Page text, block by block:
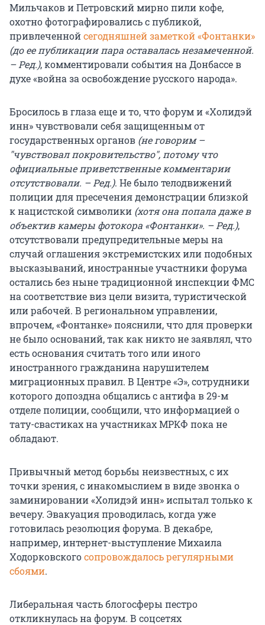
Мильчаков и Петровский мирно пили кофе,
охотно фотографировались с публикой,
привлеченнойсегодняшней заметкой «Фонтанки»
(до ее публикации пара оставалась незамеченной.
– Ред.), комментировали события на Донбассе в
духе «война за освобождение русского народа».
Бросилось в глаза еще и то, что форум и «Холидэй
инн» чувствовали себя защищенным от
государственных органов (не говорим –
"чувствовал покровительство", потому что
официальные приветственные комментарии
отсутствовали. – Ред.). Не было телодвижений
полиции для пресечения демонстрации близкой
к нацистской символики (хотя она попала даже в
объектив камеры фотокора «Фонтанки». – Ред.),
отсутствовали предупредительные меры на
случай оглашения экстремистских или подобных
высказываний, иностранные участники форума
остались без ныне традиционной инспекции ФМС
на соответствие виз цели визита, туристической
или рабочей. В региональном управлении,
впрочем, «Фонтанке» пояснили, что для проверки
не было оснований, так как никто не заявлял, что
есть основания считать того или иного
иностранного гражданина нарушителем
миграционных правил. В Центре «Э», сотрудники
которого допоздна общались с антифа в 29-м
отделе полиции, сообщили, что информацией о
тату-свастиках на участниках МРКФ пока не
обладают.
Привычный метод борьбы неизвестных, с их
точки зрения, с инакомыслием в виде звонка о
заминировании «Холидэй инн» испытал только к
вечеру. Эвакуация проводилась, когда уже
готовилась резолюция форума. В декабре,
например, интернет-выступление Михаила
Ходорковскогосопровождалось регулярными
сбоями.
Либеральная часть блогосферы пестро
откликнулась на форум. В соцсетях